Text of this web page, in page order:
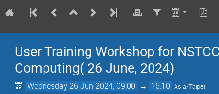
User Training Workshop for
Computing( 26 June, 2024)
Wednesday 26 Jun 2024, 09:00 → 16:10 Asia/Taipei